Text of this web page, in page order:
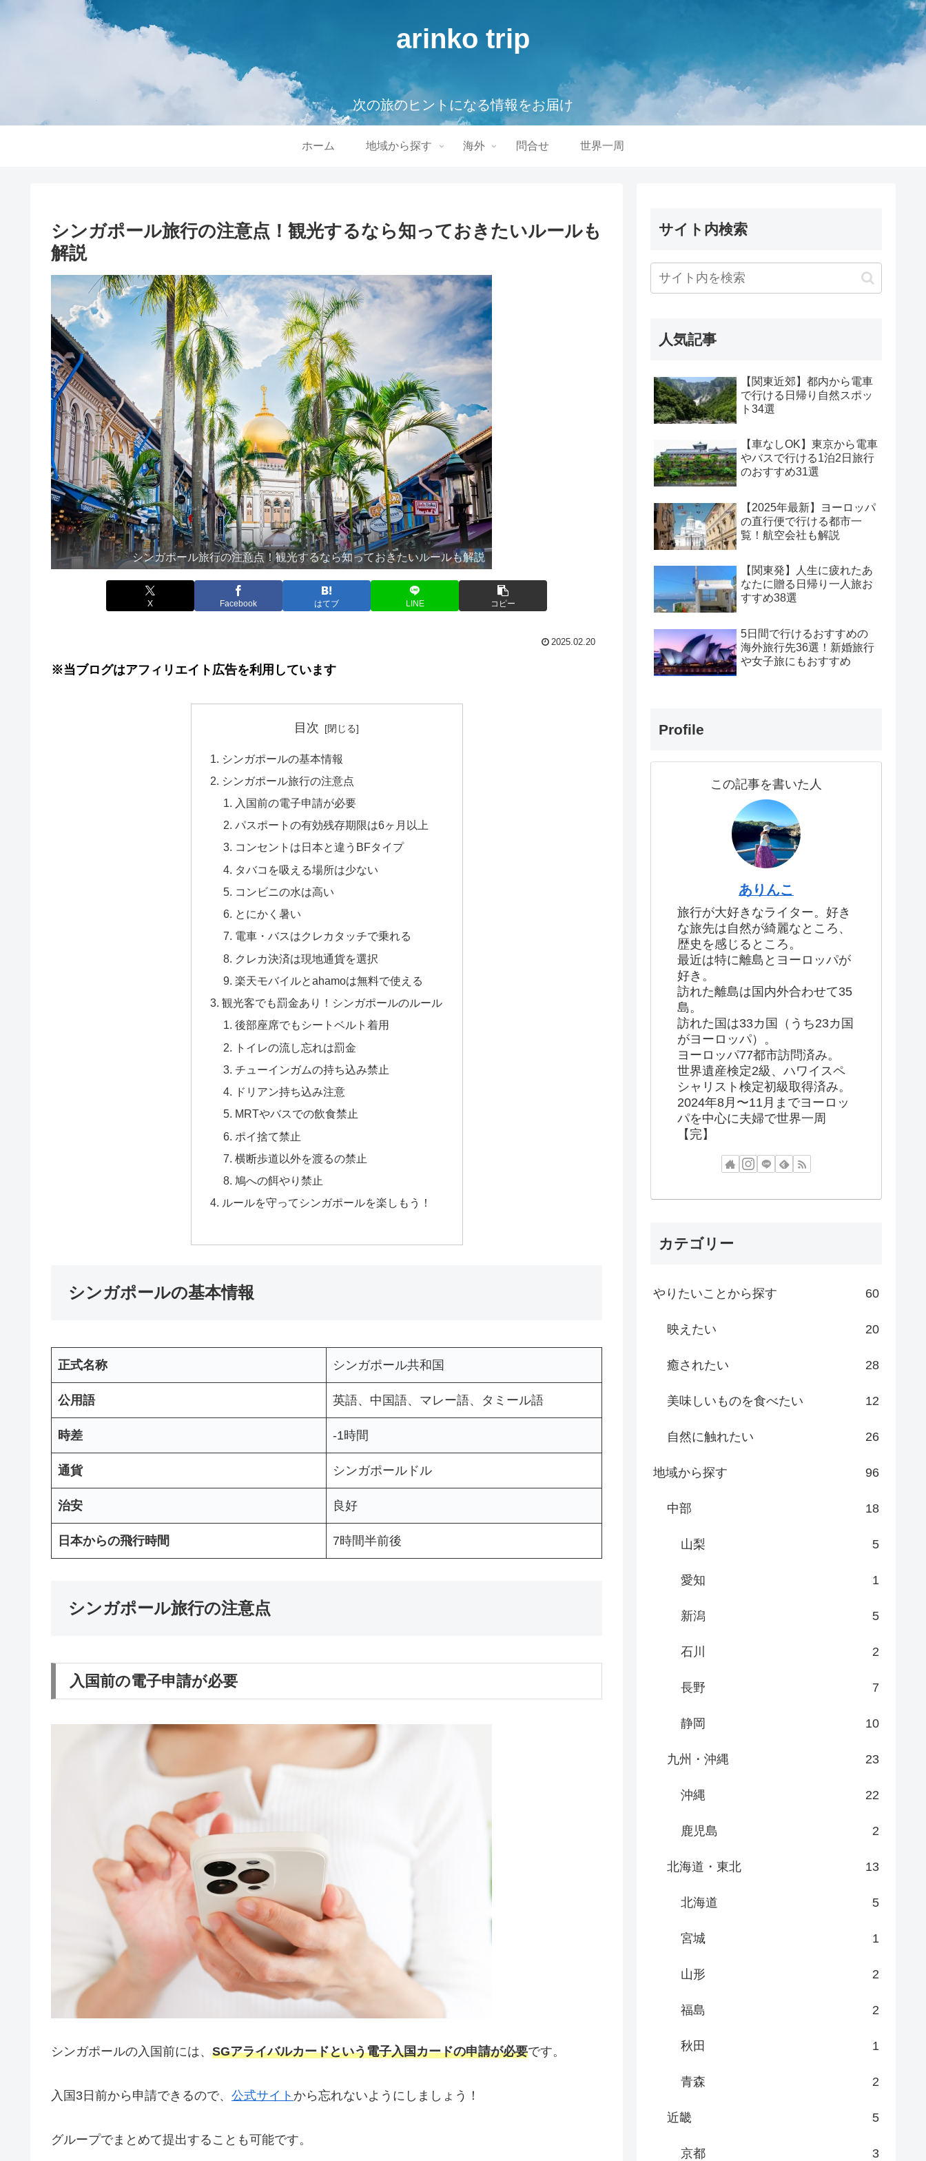
arinko trip
次の旅のヒントになる情報をお届け
ホーム 地域から探す 海外 問合せ 世界一周
シンガポール旅行の注意点！観光するなら知っておきたいルールも
解説
シンガポール旅行の注意点！観光するなら知っておきたいルールも解説
X Facebook はてブ LINE コピー
2025.02.20
※当ブログはアフィリエイト広告を利用しています
目次
シンガポールの基本情報
シンガポール旅行の注意点
入国前の電子申請が必要
パスポートの有効残存期限は6ヶ月以上
コンセントは日本と違うBFタイプ
タバコを吸える場所は少ない
コンビニの水は高い
とにかく暑い
電車・バスはクレカタッチで乗れる
クレカ決済は現地通貨を選択
楽天モバイルとahamoは無料で使える
観光客でも罰金あり！シンガポールのルール
後部座席でもシートベルト着用
トイレの流し忘れは罰金
チューインガムの持ち込み禁止
ドリアン持ち込み注意
MRTやバスでの飲食禁止
ポイ捨て禁止
横断歩道以外を渡るの禁止
鳩への餌やり禁止
ルールを守ってシンガポールを楽しもう！
シンガポールの基本情報
正式名称 シンガポール共和国
公用語 英語、中国語、マレー語、タミール語
時差 -1時間
通貨 シンガポールドル
治安 良好
日本からの飛行時間 7時間半前後
シンガポール旅行の注意点
入国前の電子申請が必要
シンガポールの入国前には、 SGアライバルカードという電子入国カードの申請が必要です。
入国3日前から申請できるので、 公式サイト から忘れないようにしましょう！
グループでまとめて提出することも可能です。
サイト内検索
人気記事
【関東近郊】都内から電車
で行ける日帰り自然スポッ
ト34選
【車なしOK】東京から電車
やバスで行ける1泊2日旅行
のおすすめ31選
【2025年最新】ヨーロッパ
の直行便で行ける都市一
覧！航空会社も解説
【関東発】人生に疲れたあ
なたに贈る日帰り一人旅お
すすめ38選
5日間で行けるおすすめの
海外旅行先36選！新婚旅行
や女子旅にもおすすめ
Profile
この記事を書いた人
ありんこ
旅行が大好きなライター。好き
な旅先は自然が綺麗なところ、
歴史を感じるところ。
最近は特に離島とヨーロッパが
好き。
訪れた離島は国内外合わせて35
島。
訪れた国は33カ国（うち23カ国
がヨーロッパ）。
ヨーロッパ77都市訪問済み。
世界遺産検定2級、ハワイスペ
シャリスト検定初級取得済み。
2024年8月〜11月までヨーロッ
パを中心に夫婦で世界一周
【完】
カテゴリー
やりたいことから探す 60
映えたい 20
癒されたい 28
美味しいものを食べたい 12
自然に触れたい 26
地域から探す 96
中部 18
山梨 5
愛知 1
新潟 5
石川 2
長野 7
静岡 10
九州・沖縄 23
沖縄 22
鹿児島 2
北海道・東北 13
北海道 5
宮城 1
山形 2
福島 2
秋田 1
青森 2
近畿 5
京都 3